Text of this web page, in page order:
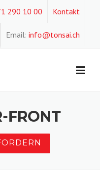
Kontakt
290 10 00
Email: info@tonsai.ch
FRONT